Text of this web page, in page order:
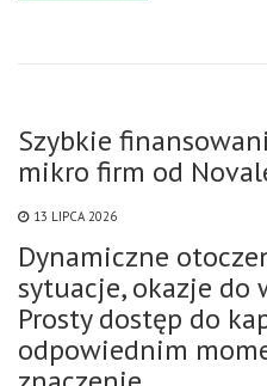
Szybkie
mikro firm od
13 LIPCA 2026
Dynamiczne
sytuacje, okazje do
Prosty dostęp do
odpowiednim